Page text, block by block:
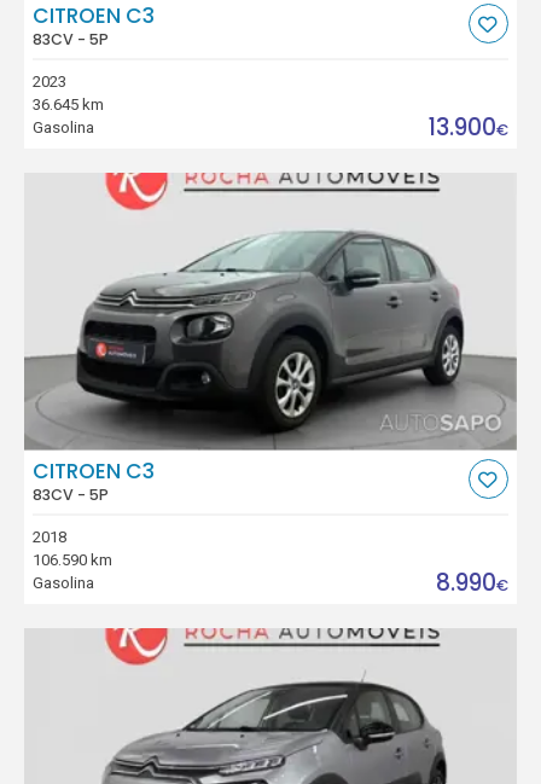
CITROEN C3
83CV - 5P
2023
36.645 km
Gasolina
13.900€
CITROEN C3
83CV - 5P
2018
106.590 km
Gasolina
8.990€